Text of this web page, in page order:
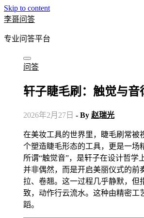
Skip to content
李哥问答
专业问答平台
问答
轩子睫毛刷：触觉与音
2026年2月27日 - By 赵瑞光
在美妆工具的世界里，睫毛刷常被视为功能单一的配角。然而，轩子睫毛刷的出现，悄然改写了这一认知。它不仅仅是一
个塑造睫毛形态的工具，更是一场
所谓“触觉音”，是轩子在设计哲学
并非偶然，而是开启美丽仪式的前
拉、卷翘。这一过程几乎静默，
致，动作行云流水。这种由精密
蹈。